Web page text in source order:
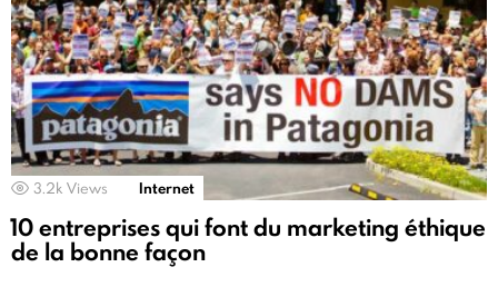
3.2k Views Internet
10 entreprises qui font du marketing éthique
de la bonne façon